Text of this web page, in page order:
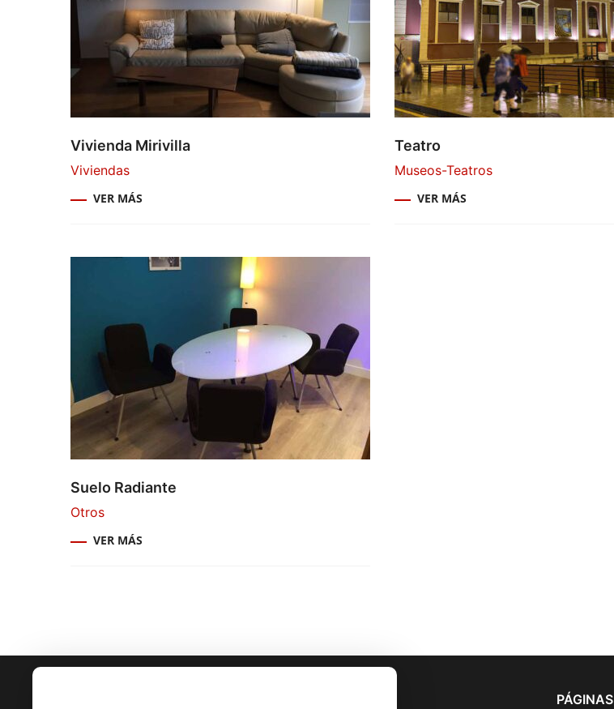
Vivienda Mirivilla
Viviendas
VER MÁS
Teatro
Museos-Teatros
VER MÁS
Suelo Radiante
Otros
VER MÁS
PÁGINAS